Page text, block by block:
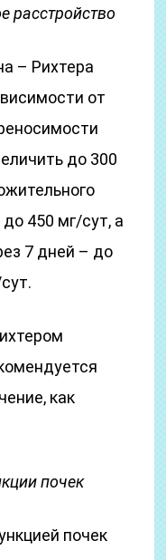
расстройство
– Рихтера
от
до 300
450 мг/сут, а
7 дней – до
как
почек
почек